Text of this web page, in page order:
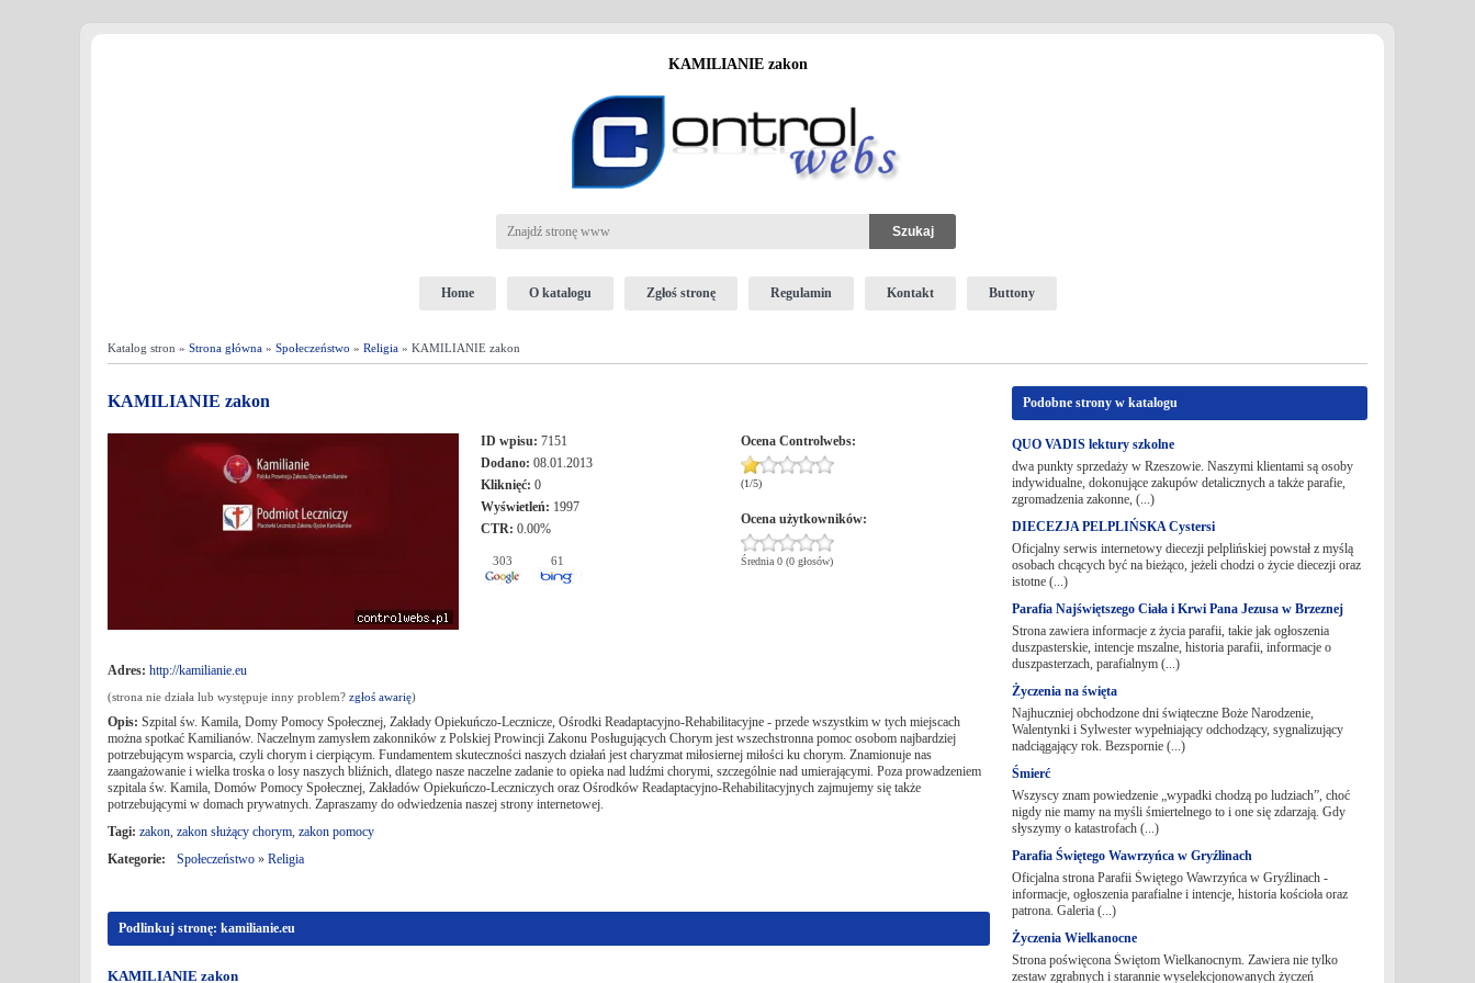
KAMILIANIE zakon
Home O katalogu Zgłoś stronę Regulamin Kontakt Buttony
Katalog stron » Strona główna » Społeczeństwo » Religia » KAMILIANIE zakon
KAMILIANIE zakon
ID wpisu: 7151
Dodano: 08.01.2013
Kliknięć: 0
Wyświetleń: 1997
CTR: 0.00%
303 61
Ocena Controlwebs:
(1/5)
Ocena użytkowników:
Średnia 0 (0 głosów)
Adres: http://kamilianie.eu
(strona nie działa lub występuje inny problem? zgłoś awarię)
Opis: Szpital św. Kamila, Domy Pomocy Społecznej, Zakłady Opiekuńczo-Lecznicze, Ośrodki Readaptacyjno-Rehabilitacyjne - przede wszystkim w tych miejscach
można spotkać Kamilianów. Naczelnym zamysłem zakonników z Polskiej Prowincji Zakonu Posługujących Chorym jest wszechstronna pomoc osobom najbardziej
potrzebującym wsparcia, czyli chorym i cierpiącym. Fundamentem skuteczności naszych działań jest charyzmat miłosiernej miłości ku chorym. Znamionuje nas
zaangażowanie i wielka troska o losy naszych bliźnich, dlatego nasze naczelne zadanie to opieka nad ludźmi chorymi, szczególnie nad umierającymi. Poza prowadzeniem
szpitala św. Kamila, Domów Pomocy Społecznej, Zakładów Opiekuńczo-Leczniczych oraz Ośrodków Readaptacyjno-Rehabilitacyjnych zajmujemy się także
potrzebującymi w domach prywatnych. Zapraszamy do odwiedzenia naszej strony internetowej.
Tagi: zakon, zakon służący chorym, zakon pomocy
Kategorie:
Społeczeństwo » Religia
Podlinkuj stronę: kamilianie.eu
KAMILIANIE zakon
Podobne strony w katalogu
QUO VADIS lektury szkolne
dwa punkty sprzedaży w Rzeszowie. Naszymi klientami są osoby
indywidualne, dokonujące zakupów detalicznych a także parafie,
zgromadzenia zakonne, (...)
DIECEZJA PELPLIŃSKA Cystersi
Oficjalny serwis internetowy diecezji pelplińskiej powstał z myślą
osobach chcących być na bieżąco, jeżeli chodzi o życie diecezji oraz
istotne (...)
Parafia Najświętszego Ciała i Krwi Pana Jezusa w Brzeznej
Strona zawiera informacje z życia parafii, takie jak ogłoszenia
duszpasterskie, intencje mszalne, historia parafii, informacje o
duszpasterzach, parafialnym (...)
Życzenia na święta
Najhuczniej obchodzone dni świąteczne Boże Narodzenie,
Walentynki i Sylwester wypełniający odchodzący, sygnalizujący
nadciągający rok. Bezspornie (...)
Śmierć
Wszyscy znam powiedzenie „wypadki chodzą po ludziach”, choć
nigdy nie mamy na myśli śmiertelnego to i one się zdarzają. Gdy
słyszymy o katastrofach (...)
Parafia Świętego Wawrzyńca w Gryźlinach
Oficjalna strona Parafii Świętego Wawrzyńca w Gryźlinach -
informacje, ogłoszenia parafialne i intencje, historia kościoła oraz
patrona. Galeria (...)
Życzenia Wielkanocne
Strona poświęcona Świętom Wielkanocnym. Zawiera nie tylko
zestaw zgrabnych i starannie wyselekcjonowanych życzeń